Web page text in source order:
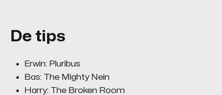
De tips
Erwin: Pluribus
Bas: The Mighty Nein
Harry: The Broken Room